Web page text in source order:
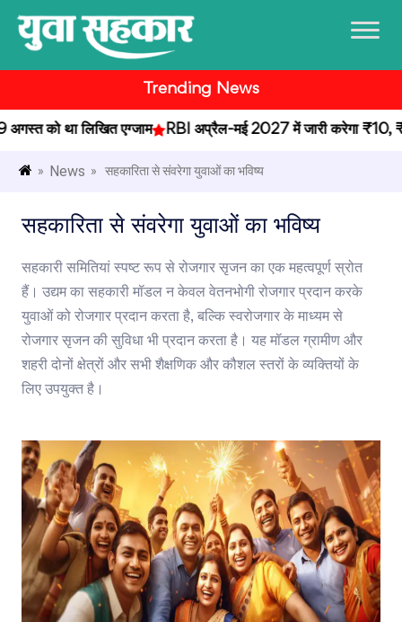
Trending News
को था लिखित एग्जाम RBI अप्रैल-मई 2027 में जारी करेगा ₹10, ₹20
» News » सहकारिता से संवरेगा युवाओं का भविष्य
सहकारिता से संवरेगा युवाओं का भविष्य
सहकारी समितियां स्पष्ट रूप से रोजगार सृजन का एक महत्वपूर्ण स्रोत
हैं। उद्यम का सहकारी मॉडल न केवल वेतनभोगी रोजगार प्रदान करके
युवाओं को रोजगार प्रदान करता है, बल्कि स्वरोजगार के माध्यम से
रोजगार सृजन की सुविधा भी प्रदान करता है। यह मॉडल ग्रामीण और
शहरी दोनों क्षेत्रों और सभी शैक्षणिक और कौशल स्तरों के व्यक्तियों के
लिए उपयुक्त है।